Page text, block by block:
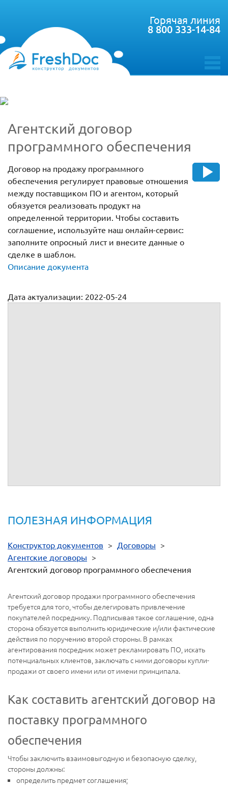
toggle
Горячая линия
8 800 333-14-84
Агентский договор
программного обеспечения
Договор на продажу программного
обеспечения регулирует правовые отношения
между поставщиком ПО и агентом, который
обязуется реализовать продукт на
определенной территории. Чтобы составить
соглашение, используйте наш онлайн-сервис:
заполните опросный лист и внесите данные о
сделке в шаблон.
Описание документа
Дата актуализации: 2022-05-24
ПОЛЕЗНАЯ ИНФОРМАЦИЯ
Конструктор документов > Договоры >
Агентские договоры >
Агентский договор программного обеспечения
Агентский договор продажи программного обеспечения
требуется для того, чтобы делегировать привлечение
покупателей посреднику. Подписывая такое соглашение, одна
сторона обязуется выполнить юридические и/или фактические
действия по поручению второй стороны. В рамках
агентирования посредник может рекламировать ПО, искать
потенциальных клиентов, заключать с ними договоры купли-
продажи от своего имени или от имени принципала.
Как составить агентский договор на
поставку программного
обеспечения
Чтобы заключить взаимовыгодную и безопасную сделку,
стороны должны:
определить предмет соглашения;